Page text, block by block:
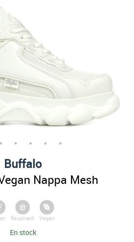
Buffalo
Nappa Mesh
Respirant Vegan
En stock